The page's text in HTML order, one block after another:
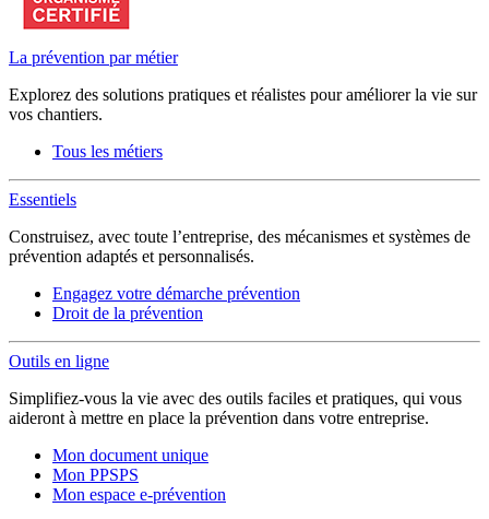
La prévention par métier
Explorez des solutions pratiques et réalistes pour améliorer la vie sur
vos chantiers.
Tous les métiers
Essentiels
Construisez, avec toute l’entreprise, des mécanismes et systèmes de
prévention adaptés et personnalisés.
Engagez votre démarche prévention
Droit de la prévention
Outils en ligne
Simplifiez-vous la vie avec des outils faciles et pratiques, qui vous
aideront à mettre en place la prévention dans votre entreprise.
Mon document unique
Mon PPSPS
Mon espace e-prévention